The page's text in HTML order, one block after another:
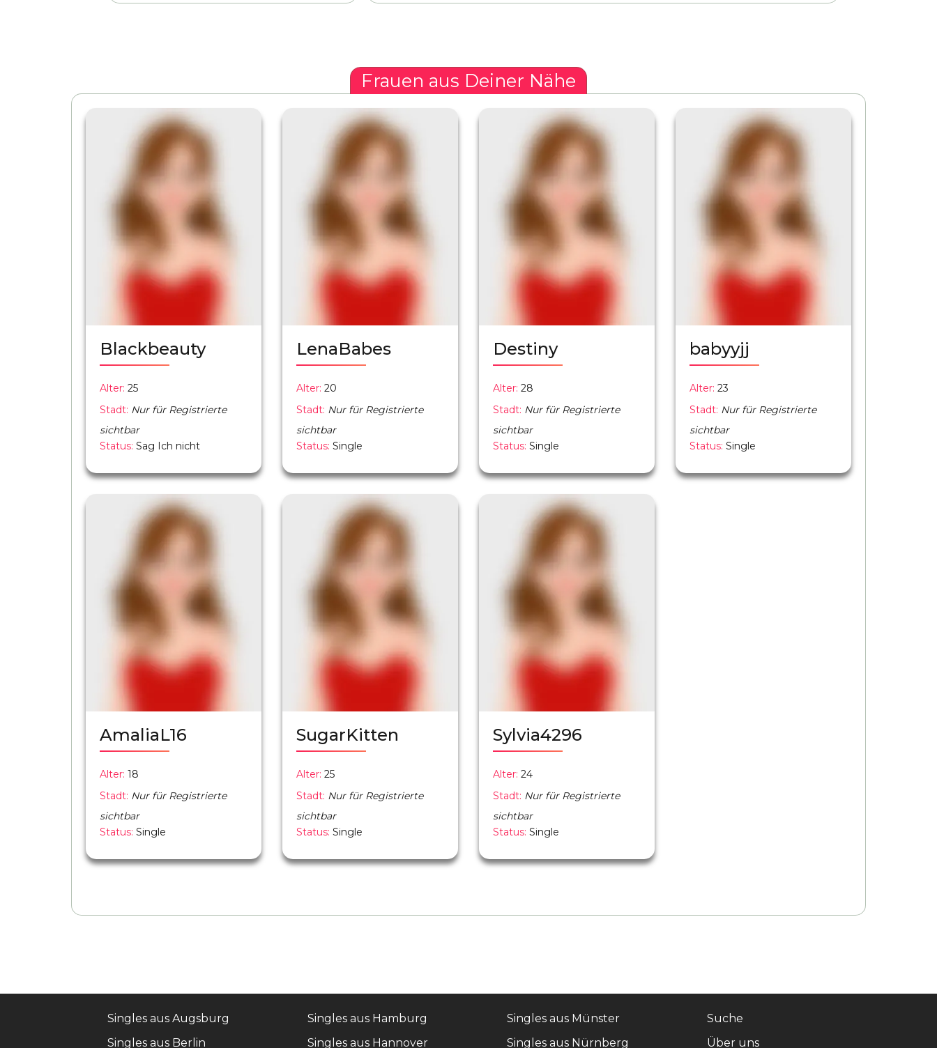
Frauen aus Deiner Nähe
Blackbeauty
Alter: 25
Stadt: Nur für Registrierte
sichtbar
Status: Sag Ich nicht
LenaBabes
Alter: 20
Stadt: Nur für Registrierte
sichtbar
Status: Single
Destiny
Alter: 28
Stadt: Nur für Registrierte
sichtbar
Status: Single
babyyjj
Alter: 23
Stadt: Nur für Registrierte
sichtbar
Status: Single
AmaliaL16
Alter: 18
Stadt: Nur für Registrierte
sichtbar
Status: Single
SugarKitten
Alter: 25
Stadt: Nur für Registrierte
sichtbar
Status: Single
Sylvia4296
Alter: 24
Stadt: Nur für Registrierte
sichtbar
Status: Single
Singles aus Augsburg
Singles aus Berlin
Singles aus Hamburg
Singles aus Hannover
Singles aus Münster
Singles aus Nürnberg
Suche
Über uns